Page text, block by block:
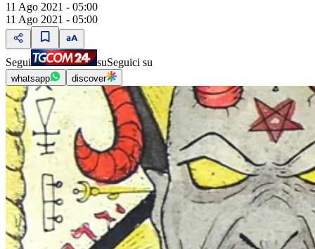
11 Ago 2021 - 05:00
11 Ago 2021 - 05:00
Segui suSeguici su
whatsapp discover